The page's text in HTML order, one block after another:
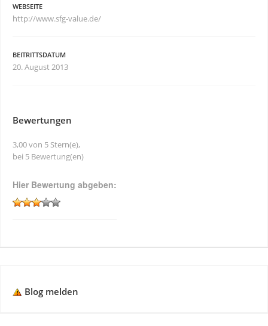
WEBSEITE
http://www.sfg-value.de/
BEITRITTSDATUM
20. August 2013
Bewertungen
3,00 von 5 Stern(e),
bei 5 Bewertung(en)
Hier Bewertung abgeben:
Blog melden